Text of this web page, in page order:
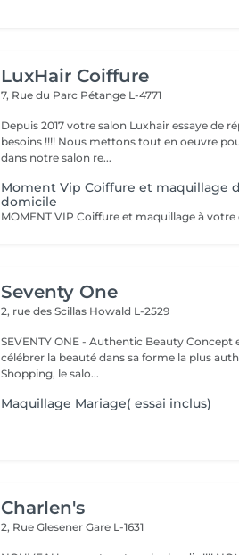
LuxHair Coiffure
7, Rue du Parc Pétange L-4771
Depuis 2017 votre salon Luxhair essaye de
besoins !!!! Nous mettons tout en oeuvre pour que votre passage
dans notre salon re...
Moment Vip Coiffure et maquillage
domicile
Seventy One
2, rue des Scillas Howald L-2529
SEVENTY ONE - Authentic Beauty Concept
célébrer la beauté dans sa forme la plus
Shopping, le salo...
Maquillage Mariage( essai inclus)
Charlen's
2, Rue GlesenerGare L-1631